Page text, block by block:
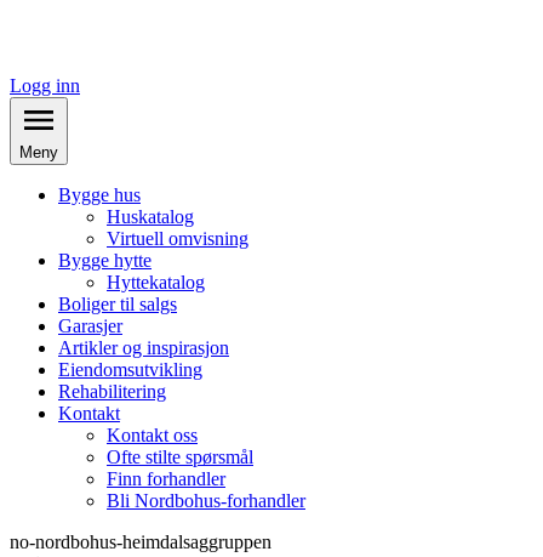
Logg inn
Meny
Bygge hus
Huskatalog
Virtuell omvisning
Bygge hytte
Hyttekatalog
Boliger til salgs
Garasjer
Artikler og inspirasjon
Eiendomsutvikling
Rehabilitering
Kontakt
Kontakt oss
Ofte stilte spørsmål
Finn forhandler
Bli Nordbohus-forhandler
no-nordbohus-heimdalsaggruppen